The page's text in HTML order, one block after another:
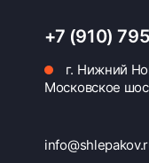
+7 (910)
г. Нижний
Московское